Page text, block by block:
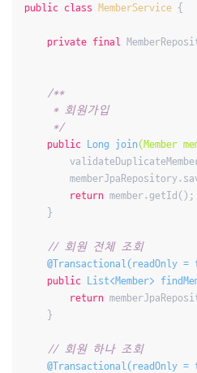
public class MemberService {
private final
/**
     * 회원가입
     */
public Long join(Member
return member.getId();
    }
// 회원 전체 조회
@Transactional(readOnly =
public List<Member>
return
    }
// 회원 하나 조회
@Transactional(readOnly =